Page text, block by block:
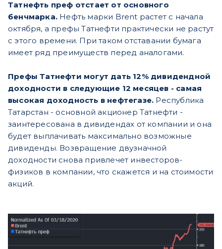
Татнефть преф отстает от основного
бенчмарка. Нефть марки Brent растет с начала
октября, а префы Татнефти практически не растут
с этого времени. При таком отставании бумага
имеет ряд преимуществ перед аналогами.
Префы Татнефти могут дать 12% дивидендной
доходности в следующие 12 месяцев - самая
высокая доходность в нефтегазе. Республика
Татарстан - основной акционер Татнефти -
заинтересована в дивидендах от компании и она
будет выплачивать максимально возможные
дивиденды. Возвращение двузначной
доходности снова привлечет инвесторов-
физиков в компании, что скажется и на стоимости
акций.